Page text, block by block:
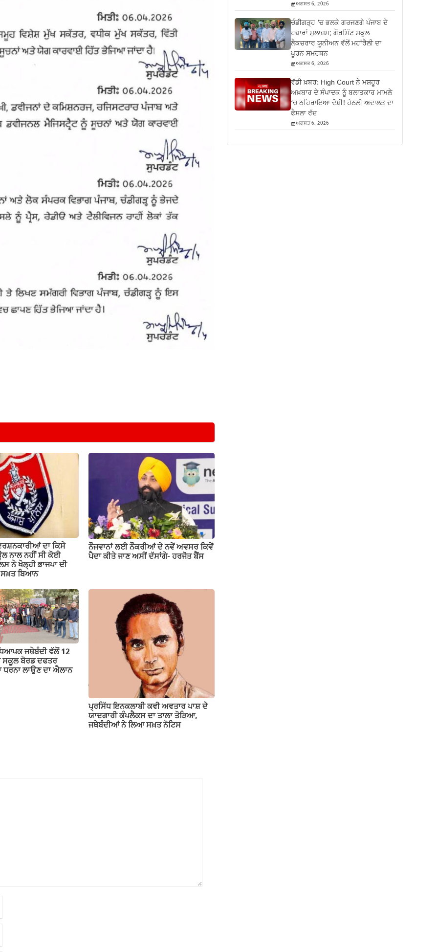
ਦਾ ਕਿਸੇ
ਨਾਲ ਨਹੀਂ ਸੀ ਕੋਈ
ਨੇ ਖੋਲ੍ਹੀ ਭਾਜਪਾ ਦੀ
ਸਖ਼ਤ ਬਿਆਨ
ਨੌਜਵਾਨਾਂ ਲਈ ਨੌਕਰੀਆਂ ਦੇ ਨਵੇਂ ਅਵਸਰ ਕਿਵੇਂ
ਪੈਦਾ ਕੀਤੇ ਜਾਣ ਅਸੀਂ ਦੱਸਾਂਗੇ- ਹਰਜੋਤ ਬੈਂਸ
ਜਥੇਬੰਦੀ ਵੱਲੋਂ 12
ਸਕੂਲ ਬੋਰਡ ਦਫਤਰ
ਧਰਨਾ ਲਾਉਣ ਦਾ ਐਲਾਨ
ਪ੍ਰਸਿੱਧ ਇਨਕਲਾਬੀ ਕਵੀ ਅਵਤਾਰ ਪਾਸ਼ ਦੇ
ਯਾਦਗਾਰੀ ਕੰਪਲੈਕਸ ਦਾ ਤਾਲਾ ਤੋੜਿਆ,
ਜਥੇਬੰਦੀਆਂ ਨੇ ਲਿਆ ਸਖ਼ਤ ਨੋਟਿਸ
ਅਗਸਤ 6, 2026
ਚੰਡੀਗੜ੍ਹ ‘ਚ ਭਲਕੇ ਗਰਜਣਗੇ ਪੰਜਾਬ ਦੇ
ਹਜ਼ਾਰਾਂ ਮੁਲਾਜ਼ਮ; ਗੌਰਮਿੰਟ ਸਕੂਲ
ਲੈਕਚਰਾਰ ਯੂਨੀਅਨ ਵੱਲੋਂ ਮਹਾਂਰੈਲੀ ਦਾ
ਪੂਰਨ ਸਮਰਥਨ
ਅਗਸਤ 6, 2026
ਵੱਡੀ ਖ਼ਬਰ: High Court ਨੇ ਮਸ਼ਹੂਰ
ਅਖ਼ਬਾਰ ਦੇ ਸੰਪਾਦਕ ਨੂੰ ਬਲਾਤਕਾਰ ਮਾਮਲੇ
‘ਚ ਠਹਿਰਾਇਆ ਦੋਸ਼ੀ! ਹੇਠਲੀ ਅਦਾਲਤ ਦਾ
ਫੈਸਲਾ ਰੱਦ
ਅਗਸਤ 6, 2026